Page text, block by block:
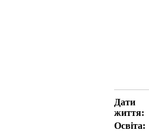
Дати
життя:
Освіта: